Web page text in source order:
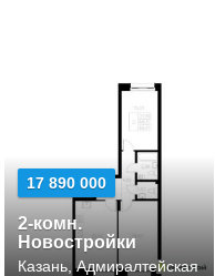
17 890 000
2-комн.
Новостройки
Казань, Адмиралтейская